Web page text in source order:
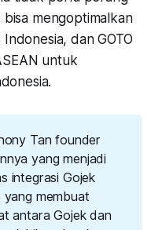
bisa mengoptimalkan
dan GOTO
untuk
Tan founder
yang menjadi
integrasi Gojek
yang membuat
antara Gojek dan